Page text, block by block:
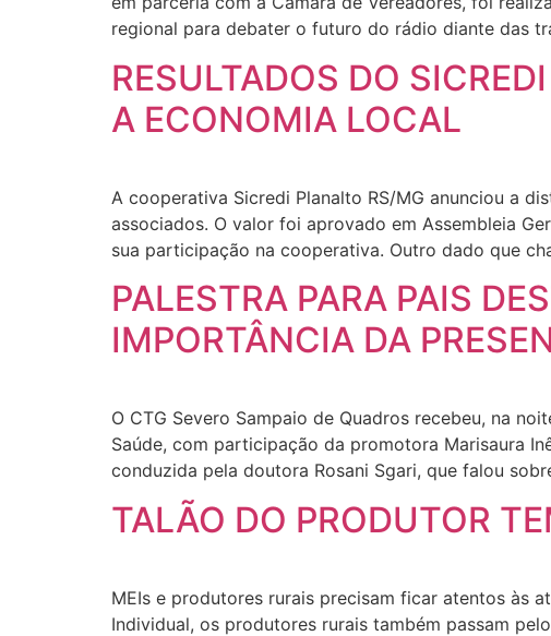
regional para debater o futuro do rádio diante das
RESULTADOS DO
A ECONOMIA LOCAL
A cooperativa Sicredi Planalto RS/MG anunciou a
associados. O valor foi aprovado em Assembleia
sua participação na cooperativa. Outro dado que
PALESTRA PARA PAIS
IMPORTÂNCIA DA
O CTG Severo Sampaio de Quadros recebeu, na
Saúde, com participação da promotora Marisaura
conduzida pela doutora Rosani Sgari, que falou
TALÃO DO PRODUTOR
MEIs e produtores rurais precisam ficar atentos às
Individual, os produtores rurais também passam